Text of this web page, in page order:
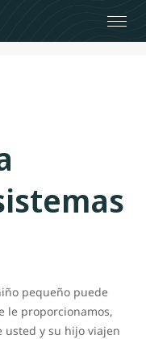
pequeño puede
le proporcionamos,
usted y su hijo viajen